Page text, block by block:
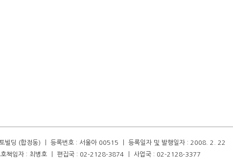
빌딩 (합정동) ㅣ 등록번호 : 서울아 00515 ㅣ 등록일자 및 발행일자 : 2008. 2. 22
호책임자 : 최병호 ㅣ 편집국 : 02-2128-3874 ㅣ 사업국 : 02-2128-3377